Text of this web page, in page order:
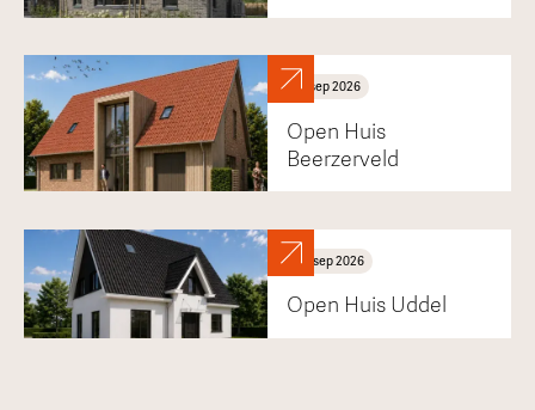
17 sep2026
Open Huis
Beerzerveld
30 sep2026
Open Huis Uddel